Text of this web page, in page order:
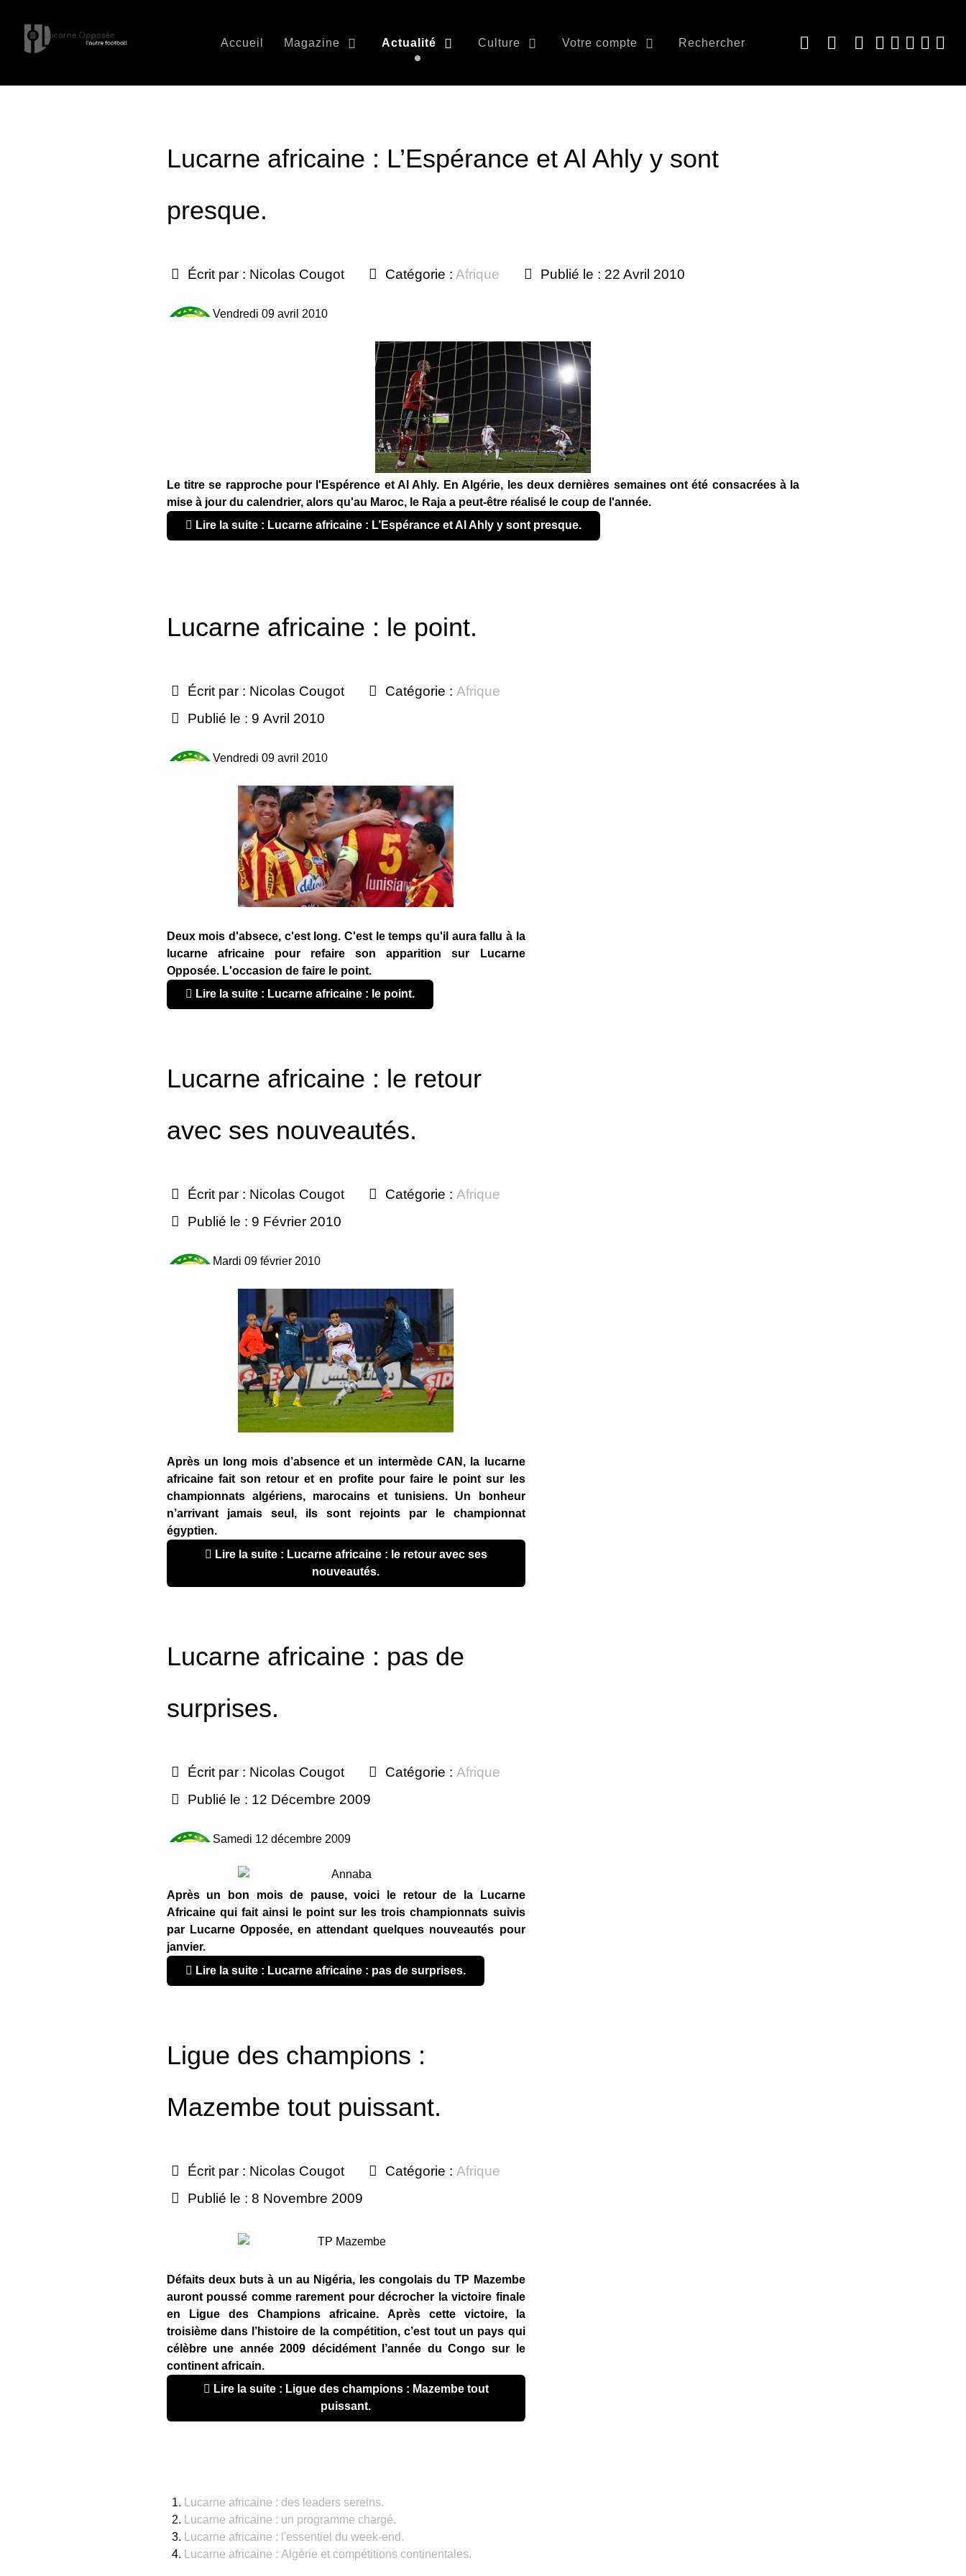
Accueil Magazine Actualité Culture Votre compte Rechercher
Lucarne africaine : L’Espérance et Al Ahly y sont
presque.
Écrit par : Nicolas Cougot Catégorie : Afrique Publié le : 22 Avril 2010
Vendredi 09 avril 2010
Le titre se rapproche pour l'Espérence et Al Ahly. En Algérie, les deux dernières semaines ont été consacrées à la
mise à jour du calendrier, alors qu'au Maroc, le Raja a peut-être réalisé le coup de l'année.
Lire la suite : Lucarne africaine : L’Espérance et Al Ahly y sont presque.
Lucarne africaine : le point.
Écrit par : Nicolas Cougot Catégorie : Afrique
Publié le : 9 Avril 2010
Vendredi 09 avril 2010
Deux mois d'absece, c'est long. C'est le temps qu'il aura fallu à la
lucarne africaine pour refaire son apparition sur Lucarne
Opposée. L'occasion de faire le point.
Lire la suite : Lucarne africaine : le point.
Lucarne africaine : le retour
avec ses nouveautés.
Écrit par : Nicolas Cougot Catégorie : Afrique
Publié le : 9 Février 2010
Mardi 09 février 2010
Après un long mois d’absence et un intermède CAN, la lucarne
africaine fait son retour et en profite pour faire le point sur les
championnats algériens, marocains et tunisiens. Un bonheur
n’arrivant jamais seul, ils sont rejoints par le championnat
égyptien.
nouveautés.
Lucarne africaine : pas de
surprises.
Écrit par : Nicolas Cougot Catégorie : Afrique
Publié le : 12 Décembre 2009
Samedi 12 décembre 2009
Après un bon mois de pause, voici le retour de la Lucarne
Africaine qui fait ainsi le point sur les trois championnats suivis
par Lucarne Opposée, en attendant quelques nouveautés pour
janvier.
Lire la suite : Lucarne africaine : pas de surprises.
Ligue des champions :
Mazembe tout puissant.
Écrit par : Nicolas Cougot Catégorie : Afrique
Publié le : 8 Novembre 2009
Défaits deux buts à un au Nigéria, les congolais du TP Mazembe
auront poussé comme rarement pour décrocher la victoire finale
en Ligue des Champions africaine. Après cette victoire, la
troisième dans l’histoire de la compétition, c’est tout un pays qui
célèbre une année 2009 décidément l’année du Congo sur le
continent africain.
puissant.
Lucarne africaine : des leaders sereins.
Lucarne africaine : un programme chargé.
Lucarne africaine : l'essentiel du week-end.
Lucarne africaine : Algérie et compétitions continentales.